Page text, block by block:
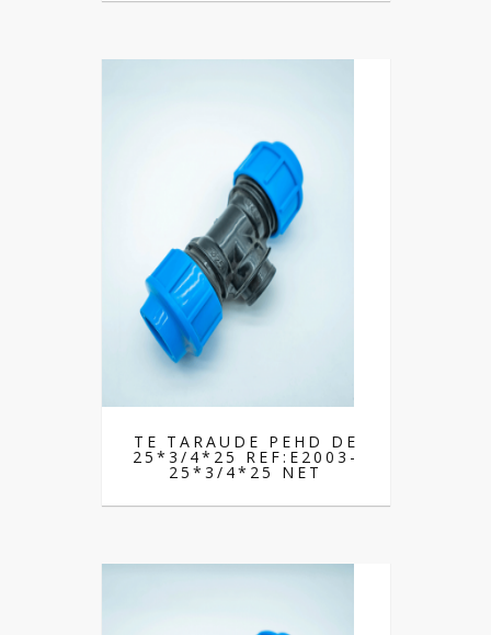
TE TARAUDE PEHD DE
25*3/4*25 REF:E2003-
25*3/4*25 NET